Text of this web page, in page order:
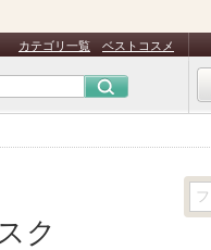
カテゴリ一覧 ベストコスメ
ク